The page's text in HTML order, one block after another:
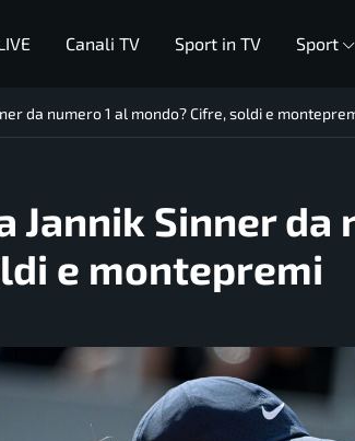
Canali TV Sport in TV Sport
da numero 1 al mondo? Cifre, soldi e
Jannik Sinner da
e montepremi